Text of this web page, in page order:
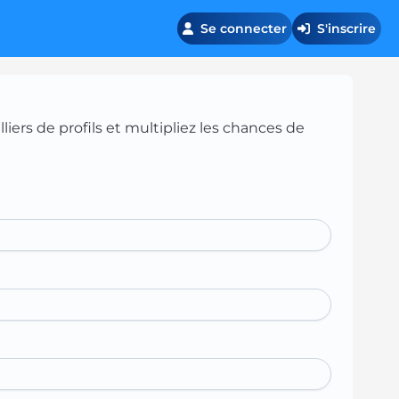
Se connecter S'inscrire
de profils et multipliez les chances de